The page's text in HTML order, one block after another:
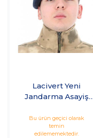
Lacivert Yeni
Jandarma Asayiş
Bu ürün geçici olarak
temin
edilememektedir.